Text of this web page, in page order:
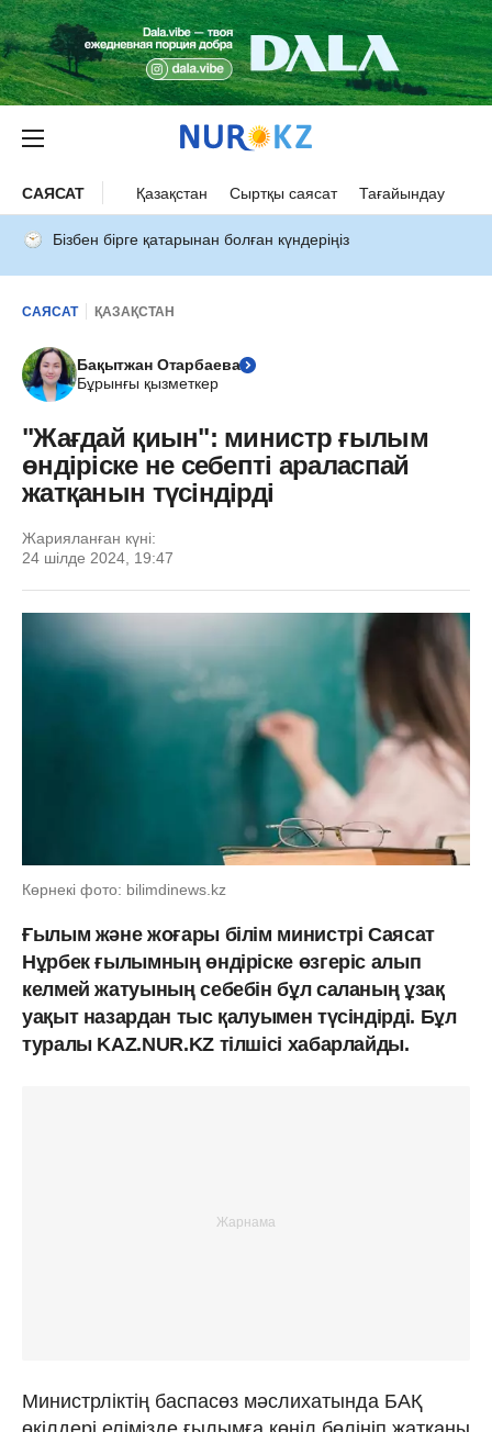
САЯСАТ Қазақстан Сыртқы саясат Тағайындау
Бізбен бірге қатарынан болған күндеріңіз
САЯСАТ ҚАЗАҚСТАН
Бақытжан Отарбаева
Бұрынғы қызметкер
"Жағдай қиын": министр ғылым
өндіріске не себепті араласпай
жатқанын түсіндірді
Жарияланған күні:
24 шілде 2024, 19:47
Көрнекі фото: bilimdinews.kz
Ғылым және жоғары білім министрі Саясат
Нұрбек ғылымның өндіріске өзгеріс алып
келмей жатуының себебін бұл саланың ұзақ
уақыт назардан тыс қалуымен түсіндірді. Бұл
туралы KAZ.NUR.KZ тілшісі хабарлайды.
Министрліктің баспасөз мәслихатында БАҚ